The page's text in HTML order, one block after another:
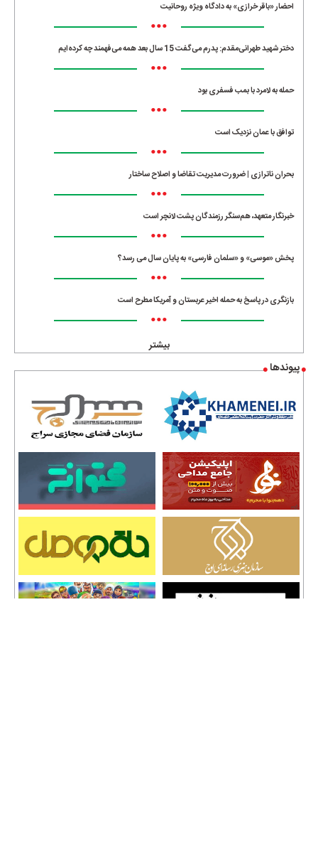
احضار «باقر خرازی» به دادگاه ویژه روحانیت
•••
دختر شهید طهرانی‌مقدم: پدرم می‌گفت 15 سال بعد همه می‌فهمند چه کرده‌ایم
•••
حمله به لامرد با بمب فسفری بود
•••
توافق با عمان نزدیک است
•••
بحران ناترازی | ضرورت مدیریت تقاضا و اصلاح ساختار
•••
خبرنگار متعهد، هم‌سنگر رزمندگان پشت لانچر است
•••
پخش «موسی» و «سلمان فارسی» به پایان سال می رسد؟
•••
بازنگری در پاسخ به حمله اخیر عربستان و آمریکا مطرح است
•••
بیشتر
پیوندها